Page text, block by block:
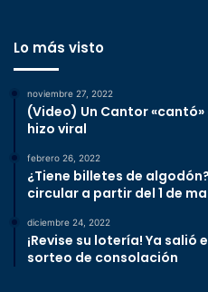
Lo más visto
noviembre 27, 2022
(Video) Un Cantor
hizo viral
febrero 26, 2022
¿Tiene billetes de
circular a partir del 1 de
diciembre 24, 2022
¡Revise su lotería! Ya
sorteo de consolación